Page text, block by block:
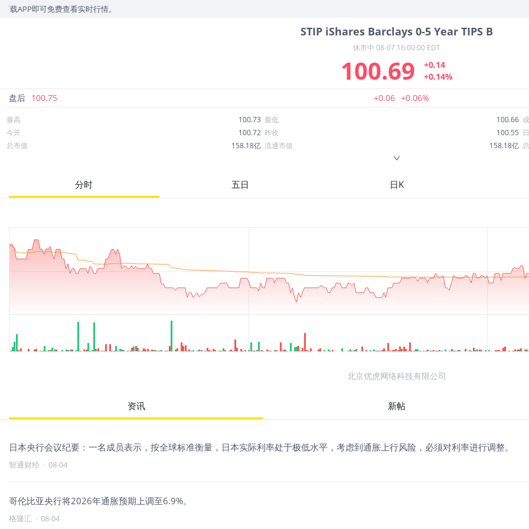
费查看实时行情。
STIP iShares Barclays 0-5 Year TIPS B
休市中 08-07 16:00:00 EDT
100.69
+0.14
+0.14%
盘后 100.75 +0.06 +0.06%
最高 100.73 最低 100.66
今开
100.72 昨收 100.55
总市值
158.18亿 流通市值 158.18亿
104.16
股息
分时 五日 日K
北京优虎网络科技有限公司
资讯 新帖
日本央行会议纪要：一名成员表示，按全球标准衡量，日本实际利率处于极低水平，考虑到通胀上行风险，必须对利率进行调整。
智通财经 · 08-04
哥伦比亚央行将2026年通胀预期上调至6.9%。
格隆汇 · 08-04